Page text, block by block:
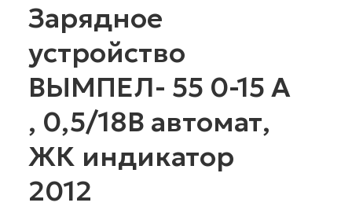
Зарядное
устройство
ВЫМПЕЛ- 55 0-15 А
, 0,5/18В автомат,
ЖК индикатор
2012